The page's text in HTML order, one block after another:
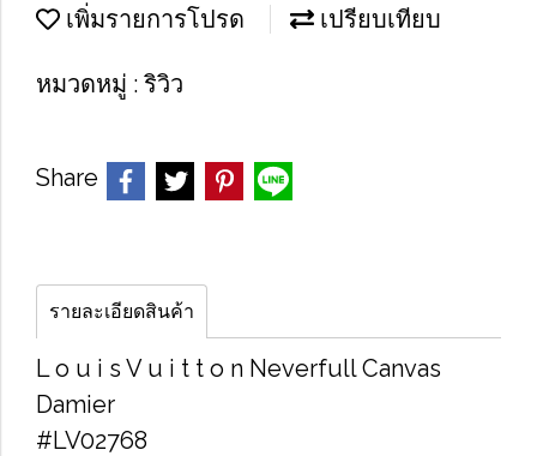
เพิ่มรายการโปรด เปรียบเทียบ
หมวดหมู่ : ริวิว
Share
รายละเอียดสินค้า
L o u i s V u i t t o n Neverfull Canvas
Damier
#LV02768